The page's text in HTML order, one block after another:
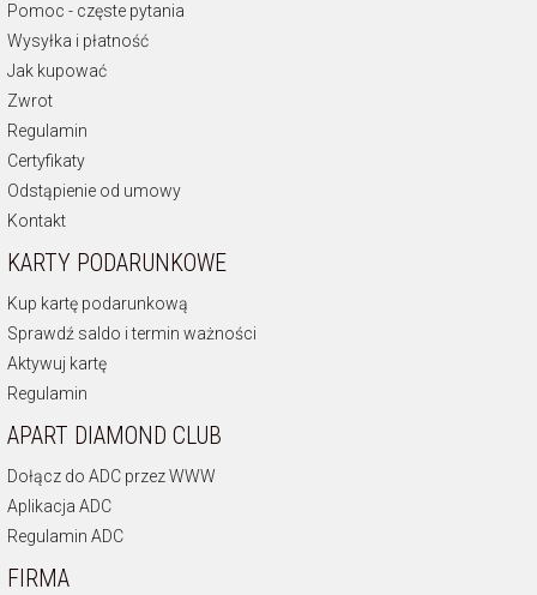
Pomoc - częste pytania
Wysyłka i płatność
Jak kupować
Zwrot
Regulamin
Certyfikaty
Odstąpienie od umowy
Kontakt
KARTY PODARUNKOWE
Kup kartę podarunkową
Sprawdź saldo i termin ważności
Aktywuj kartę
Regulamin
APART DIAMOND CLUB
Dołącz do ADC przez WWW
Aplikacja ADC
Regulamin ADC
FIRMA